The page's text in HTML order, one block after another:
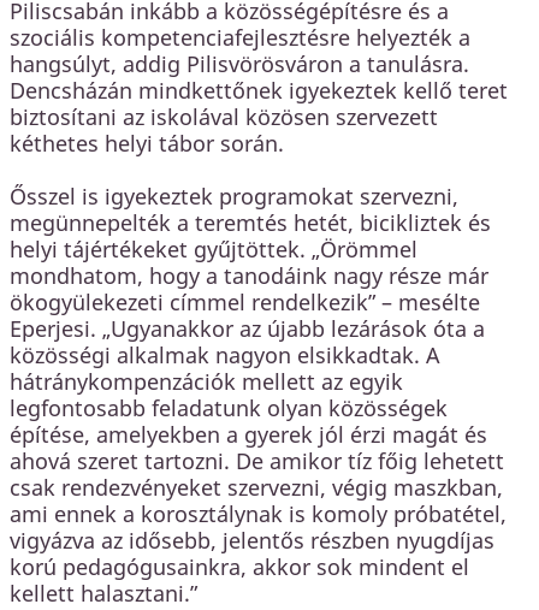
Piliscsabán inkább a közösségépítésre és a
szociális kompetenciafejlesztésre helyezték a
hangsúlyt, addig Pilisvörösváron a tanulásra.
Dencsházán mindkettőnek igyekeztek kellő teret
biztosítani az iskolával közösen szervezett
kéthetes helyi tábor során.
Ősszel is igyekeztek programokat szervezni,
megünnepelték a teremtés hetét, bicikliztek és
helyi tájértékeket gyűjtöttek. „Örömmel
mondhatom, hogy a tanodáink nagy része már
ökogyülekezeti címmel rendelkezik” – mesélte
Eperjesi. „Ugyanakkor az újabb lezárások óta a
közösségi alkalmak nagyon elsikkadtak. A
hátránykompenzációk mellett az egyik
legfontosabb feladatunk olyan közösségek
építése, amelyekben a gyerek jól érzi magát és
ahová szeret tartozni. De amikor tíz főig lehetett
csak rendezvényeket szervezni, végig maszkban,
ami ennek a korosztálynak is komoly próbatétel,
vigyázva az idősebb, jelentős részben nyugdíjas
korú pedagógusainkra, akkor sok mindent el
kellett halasztani.”